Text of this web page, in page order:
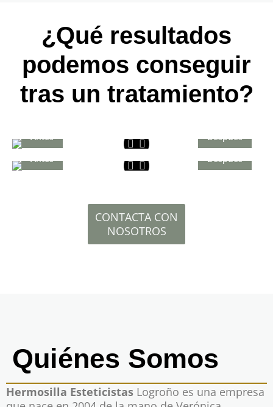
¿Qué resultados
podemos conseguir
tras un tratamiento?
Antes
Después
Antes
Después
CONTACTA CON
NOSOTROS
Quiénes Somos
Hermosilla Esteticistas Logroño es una empresa